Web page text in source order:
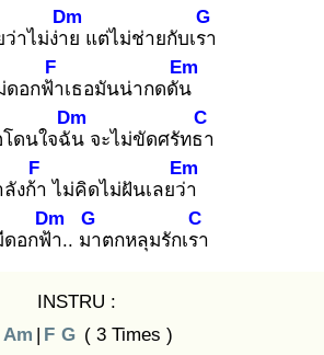
ว่าไม่ง่าย
Dm
แต่ไม่ช่ายกับเรา
G
ดอกฟ้า
F
เธอมันน่ากดดัน
Em
โดนใจฉัน
Dm
จะไม่ขัดศรัทธา
C
งก้า
F
ไม่คิดไม่ฝันเลยว่า
Em
ดอกฟ้า
Dm
.. มา
G
ตกหลุมรักเรา
C
INSTRU :
Am | F G ( 3 Times )